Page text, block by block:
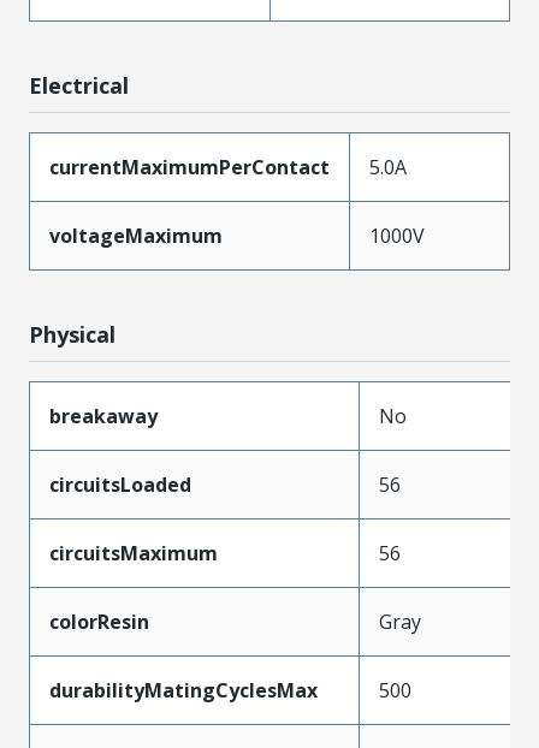
Electrical
currentMaximumPerContact 5.0A
voltageMaximum 1000V
Physical
breakaway No
circuitsLoaded 56
circuitsMaximum 56
colorResin Gray
durabilityMatingCyclesMax 500